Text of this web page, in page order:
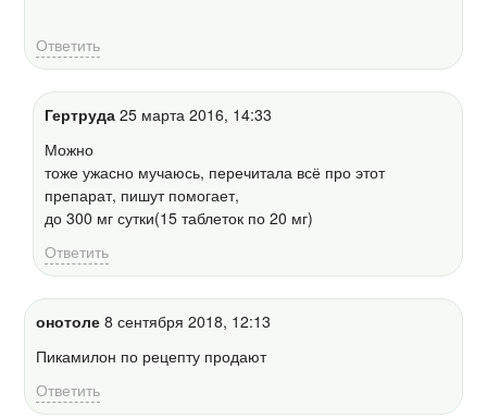
Ответить
Гертруда 25 марта 2016, 14:33
Можно
тоже ужасно мучаюсь, перечитала всё про этот
препарат, пишут помогает,
до 300 мг сутки(15 таблеток по 20 мг)
Ответить
онотоле 8 сентября 2018, 12:13
Пикамилон по рецепту продают
Ответить